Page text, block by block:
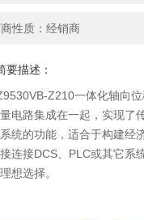
性质：经销商
要描述：
Z210一体化轴向
电路集成在一起，实现了
统的功能，适合于构建经
连接DCS、PLC或其它系
想选择。